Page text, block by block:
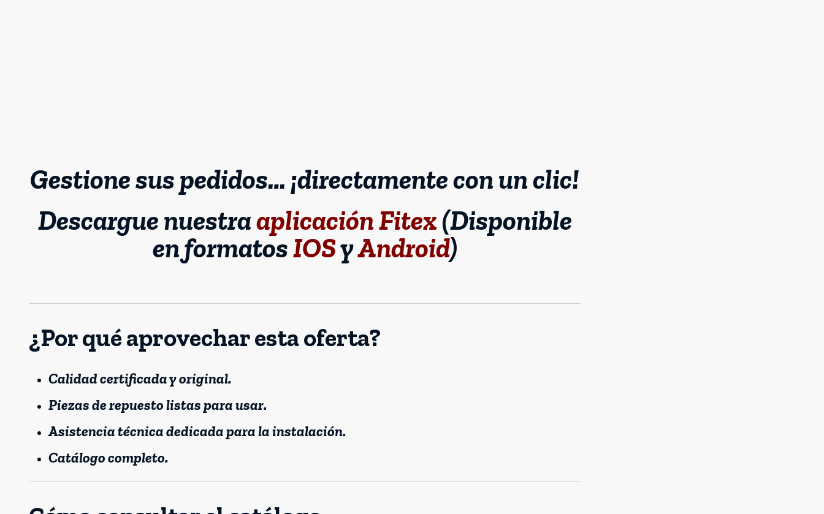
Gestione sus pedidos… ¡directamente con un clic!
Descargue nuestraaplicación Fitex(Disponible
en formatosIOSyAndroid)
¿Por qué aprovechar esta oferta?
Calidad certificada y original.
Piezas de repuesto listas para usar.
Asistencia técnica dedicada para la instalación.
Catálogo completo.